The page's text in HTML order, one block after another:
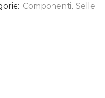
Componenti, Selle